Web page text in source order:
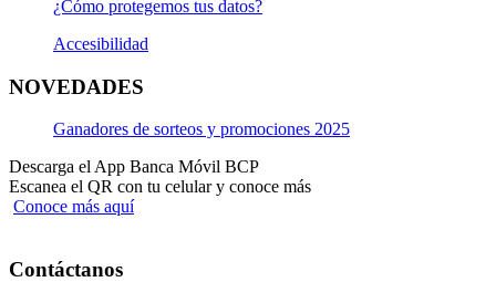
¿Cómo protegemos tus datos?
Accesibilidad
NOVEDADES
Ganadores de sorteos y promociones 2025
Descarga el App Banca Móvil BCP
Escanea el QR con tu celular y conoce más
Conoce más aquí
Contáctanos